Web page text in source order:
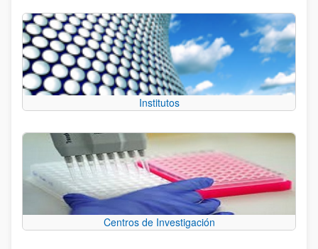
Institutos
Centros de Investigación